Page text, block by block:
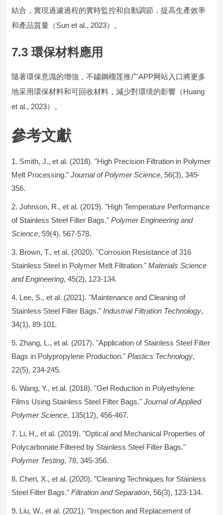
結合，實現過濾過程的實時監控和自動調節，提高生產效率
和產品質量（Sun et al., 2023）。
7.3 環保材料應用
隨著環保意識的增強，不鏽鋼榴莲推广APP网站入口將更多
地采用環保材料和可回收材料，減少對環境的影響（Huang
et al., 2023）。
參考文獻
Smith, J., et al. (2018). "High Precision Filtration in Polymer
Melt Processing."Journal of Polymer Science, 56(3), 345-
356.
Johnson, R., et al. (2019). "High Temperature Performance
of Stainless Steel Filter Bags."Polymer Engineering and
Science, 59(4), 567-578.
Brown, T., et al. (2020). "Corrosion Resistance of 316
Stainless Steel in Polymer Melt Filtration."Materials Science
and Engineering, 45(2), 123-134.
Lee, S., et al. (2021). "Maintenance and Cleaning of
Stainless Steel Filter Bags."Industrial Filtration Technology,
34(1), 89-101.
Zhang, L., et al. (2017). "Application of Stainless Steel Filter
Bags in Polypropylene Production."Plastics Technology,
22(5), 234-245.
Wang, Y., et al. (2018). "Gel Reduction in Polyethylene
Films Using Stainless Steel Filter Bags."Journal of Applied
Polymer Science, 135(12), 456-467.
Li, H., et al. (2019). "Optical and Mechanical Properties of
Polycarbonate Filtered by Stainless Steel Filter Bags."
Polymer Testing, 78, 345-356.
Chen, X., et al. (2020). "Cleaning Techniques for Stainless
Steel Filter Bags."Filtration and Separation, 56(3), 123-134.
Liu, W., et al. (2021). "Inspection and Replacement of